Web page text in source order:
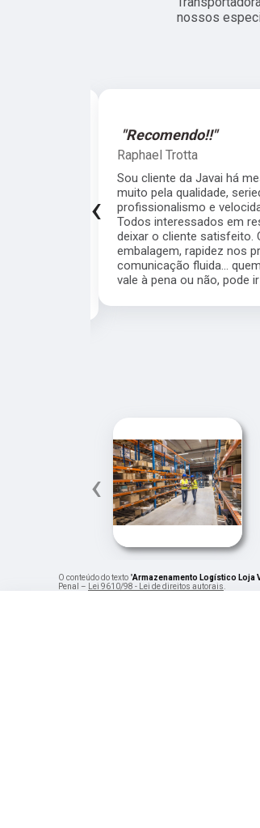
nossos
"Recomendo!!"
Raphael Trotta
Sou cliente da Javai há
muito pela qualidade,
profissionalismo e
Todos interessados em
deixar o cliente satisfeito.
embalagem, rapidez nos
comunicação fluida...
vale à pena ou não, pode
‹
‹
O conteúdo do texto "Armazenamento Logístico Loja
Penal – Lei 9610/98 - Lei de direitos autorais.